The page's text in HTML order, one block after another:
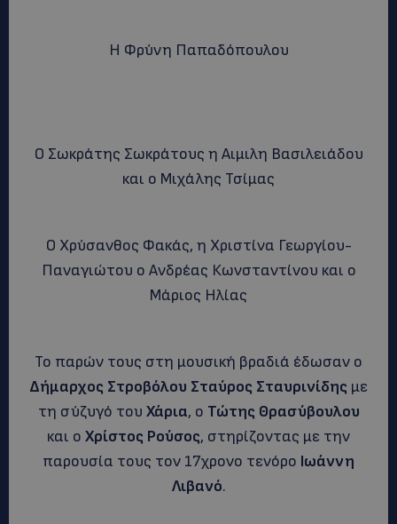
Η Φρύνη Παπαδόπουλου
Ο Σωκράτης Σωκράτους η Αιμιλη Βασιλειάδου
και ο Μιχάλης Τσίμας
Ο Χρύσανθος Φακάς, η Χριστίνα Γεωργίου-
Παναγιώτου ο Ανδρέας Κωνσταντίνου και ο
Μάριος Ηλίας
Το παρών τους στη μουσική βραδιά έδωσαν ο
Δήμαρχος Στροβόλου Σταύρος Σταυρινίδης με
τη σύζυγό του Χάρια, ο Τώτης Θρασύβουλου
και ο Χρίστος Ρούσος, στηρίζοντας με την
παρουσία τους τον 17χρονο τενόρο Ιωάννη
Λιβανό.